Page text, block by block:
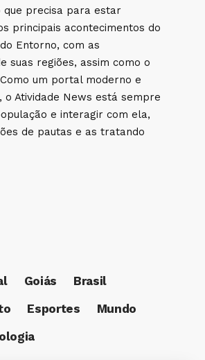
precisa para estar
principais acontecimentos do
Entorno, com as
suas regiões, assim como o
um portal moderno e
Atividade News está sempre
e interagir com ela,
de pautas e as tratando
Goiás
Brasil
Esportes
Mundo